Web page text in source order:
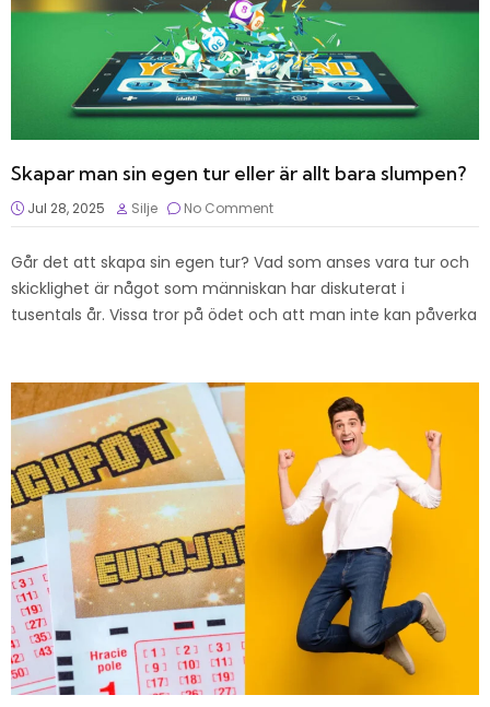
Skapar man sin egen tur eller är allt bara slumpen?
Jul 28, 2025 Silje No Comment
Går det att skapa sin egen tur? Vad som anses vara tur och
skicklighet är något som människan har diskuterat i
tusentals år. Vissa tror på ödet och att man inte kan påverka